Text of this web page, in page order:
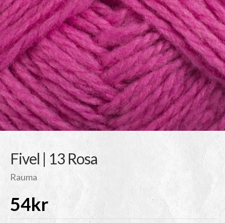
Fivel | 13 Rosa
Rauma
54kr